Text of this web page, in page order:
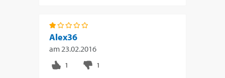
Alex36
am23.02.2016